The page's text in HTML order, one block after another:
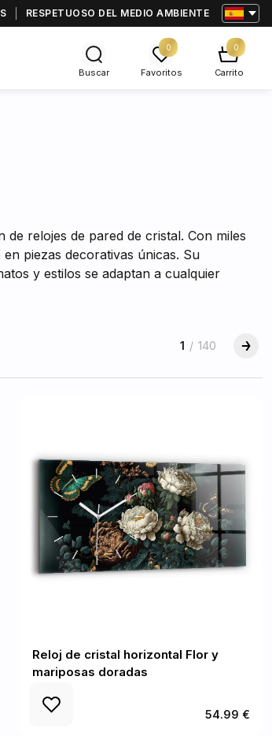
RESPETUOSO DEL MEDIO AMBIENTE
Buscar
0
Favoritos
0
Carrito
relojes de pared de cristal. Con miles
piezas decorativas únicas. Su
y estilos se adaptan a cualquier
1 / 140
Reloj de cristal horizontal Flor y
mariposas doradas
54.99 €